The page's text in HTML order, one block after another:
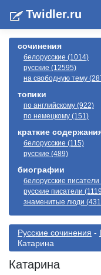
Twidler.ru
сочинения
белорусские (1014)
русские (12595)
на свободную тему
топики
по английскому (922)
по немецкому (151)
краткие
белорусские (115)
русские (489)
биографии
белорусские
русские писатели
знаменитые люди
Русские сочинения -
Катарина
Катарина